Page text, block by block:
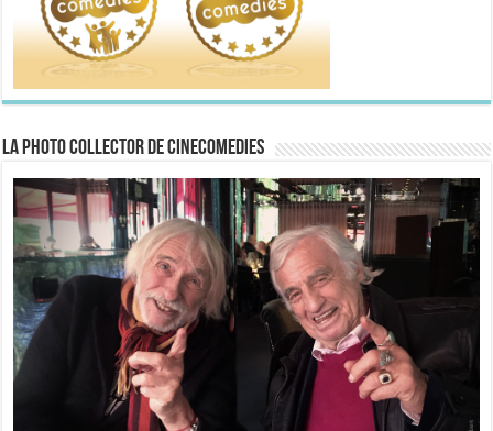
La Photo collector de CineComedies